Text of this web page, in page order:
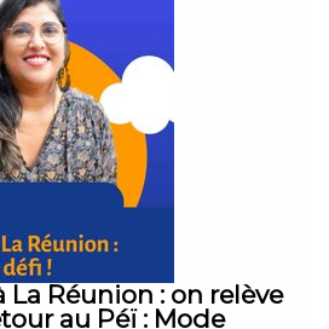
La Réunion : on relève
au Péï : Mode